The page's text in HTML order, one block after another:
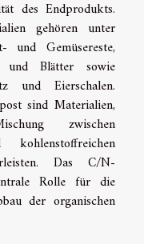
des Endprodukts.
gehören unter
und Gemüsereste,
und Blätter sowie
und Eierschalen.
sind Materialien,
zwischen
Das C/N-
Rolle für die
der organischen